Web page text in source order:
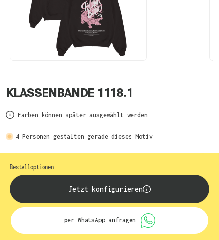
KLASSENBANDE 1118.1
Farben können später ausgewählt werden
4 Personen gestalten gerade dieses Motiv
Bestelloptionen
Jetzt konfigurieren
per WhatsApp anfragen